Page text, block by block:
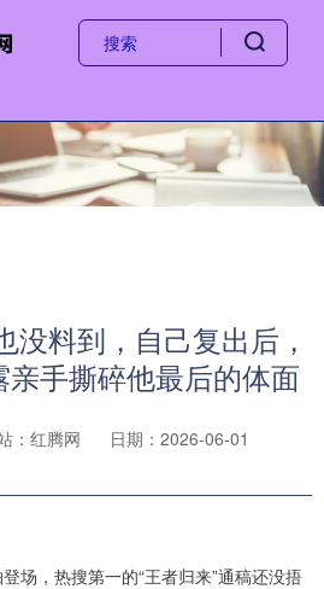
没料到，自己复出后，
手撕碎他最后的体面
：红腾网
日期：2026-06-01
场，热搜第一的“王者归来”通稿还没捂